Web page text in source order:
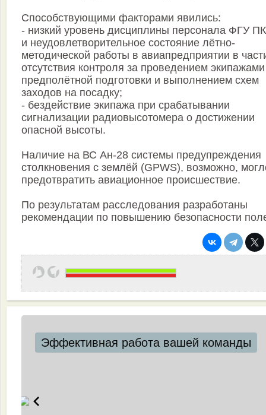
Способствующими факторами явились:
- низкий уровень дисциплины персонала ФГУ
и неудовлетворительное состояние лётно-
методической работы в авиапредприятии в
отсутствия контроля за проведением экипажами
предполётной подготовки и выполнением схем
заходов на посадку;
- бездействие экипажа при срабатывании
сигнализации радиовысотомера о достижении
опасной высоты.
Наличие на ВС Ан-28 системы предупреждения
столкновения с землёй (GPWS), возможно,
предотвратить авиационное происшествие.
По результатам расследования разработаны
рекомендации по повышению безопасности
Эффективная работа вашей команды